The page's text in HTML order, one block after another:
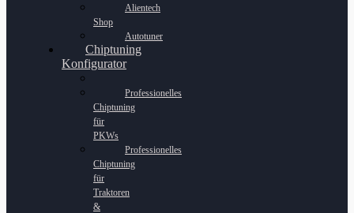
Alientech
Shop
Autotuner
Chiptuning
Konfigurator
Professionelles
Chiptuning
für
PKWs
Professionelles
Chiptuning
für
Traktoren
&